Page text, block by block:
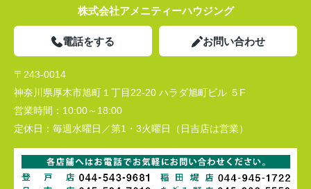
株式会社アメニティーハウジング
電話をする お問い合わせ
〒243-0014
神奈川県厚木市旭町１丁目22-20 ハラダ旭町ビル ５F
営業時間： 10:00～18:00
定休日： 毎週水曜日／第1・3火曜日（日吉店は営業）